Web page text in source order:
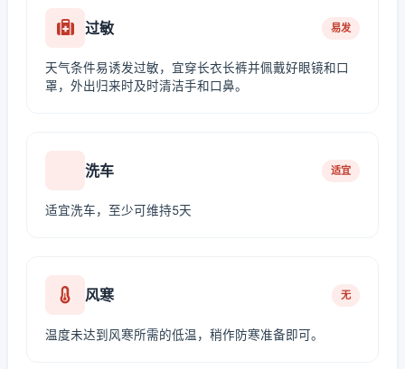
过敏 易发
天气条件易诱发过敏，宜穿长衣长裤并佩戴好眼镜和口
罩，外出归来时及时清洁手和口鼻。
洗车 适宜
适宜洗车，至少可维持5天
风寒 无
温度未达到风寒所需的低温，稍作防寒准备即可。